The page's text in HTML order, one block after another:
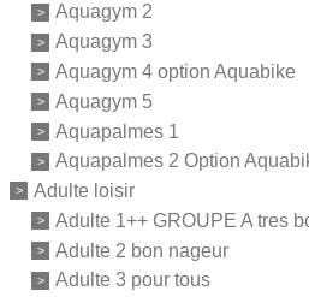
Aquagym 2
Aquagym 3
Aquagym 4 option Aquabike
Aquagym 5
Aquapalmes 1
Aquapalmes 2 Option
Adulte loisir
Adulte 1++ GROUPE A tres
Adulte 2 bon nageur
Adulte 3 pour tous